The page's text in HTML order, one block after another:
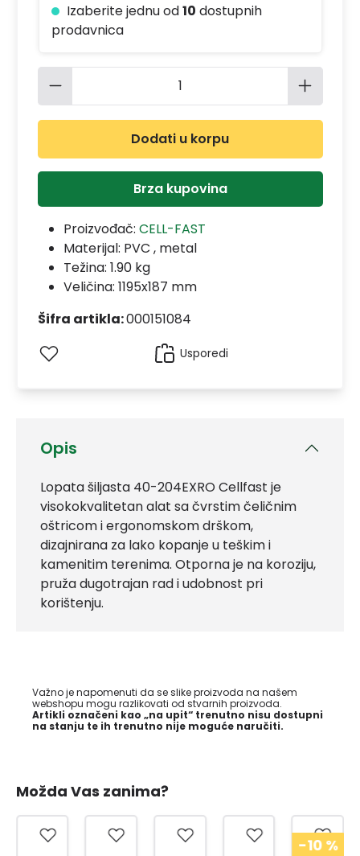
Opis
Lopata šiljasta 40-204EXRO Cellfast je
visokokvalitetan alat sa čvrstim čeličnim
oštricom i ergonomskom drškom,
dizajnirana za lako kopanje u teškim i
kamenitim terenima. Otporna je na koroziju,
pruža dugotrajan rad i udobnost pri
korištenju.
Važno je napomenuti da se slike proizvoda na našem
webshopu mogu razlikovati od stvarnih proizvoda.
Artikli označeni kao „na upit“ trenutno nisu dostupni
na stanju te ih trenutno nije moguće naručiti.
Izaberite jednu od10 dostupnih
prodavnica
Količina proizvoda: Unesite
Dodati u korpu
Brza kupovina
Proizvođač: CELL-FAST
Materijal: PVC , metal
Težina: 1.90 kg
Veličina: 1195x187 mm
Šifra artikla:000151084
Usporedi
Možda Vas zanima?
-10%